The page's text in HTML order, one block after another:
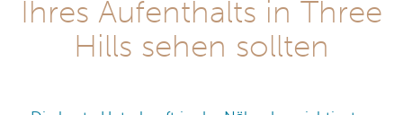
Ihres Aufenthalts in Three
Hills sehen sollten